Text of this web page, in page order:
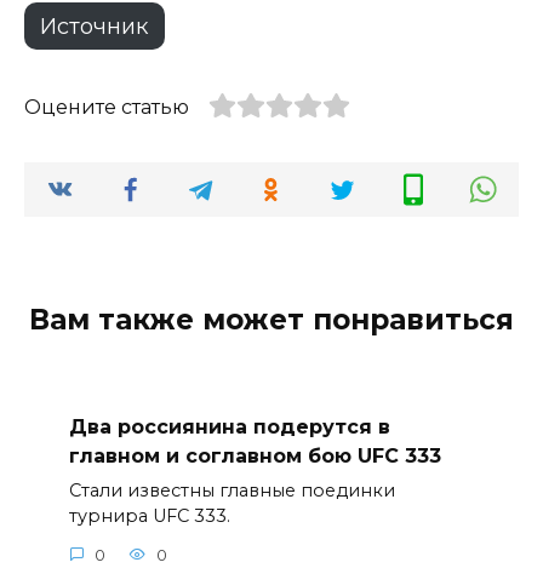
Источник
Оцените статью
Вам также может понравиться
Два россиянина подерутся в
главном и соглавном бою UFC 333
Стали известны главные поединки
турнира UFC 333.
0 0